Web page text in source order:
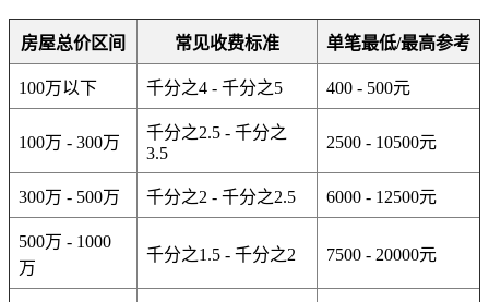
房屋总价区间 常见收费标准 单笔最低/最高参考
100万以下 千分之4 - 千分之5 400 - 500元
100万 - 300万
千分之2.5 - 千分之
3.5
2500 - 10500元
300万 - 500万 千分之2 - 千分之2.5 6000 - 12500元
500万 - 1000
万
千分之1.5 - 千分之2 7500 - 20000元